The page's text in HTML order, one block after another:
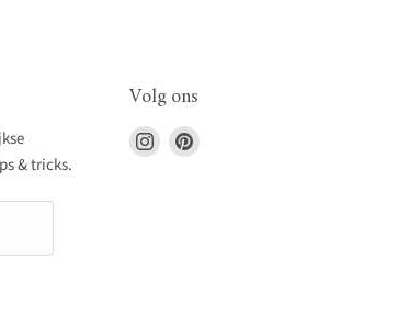
& tricks.
Volg ons
Vind
ons
Vind